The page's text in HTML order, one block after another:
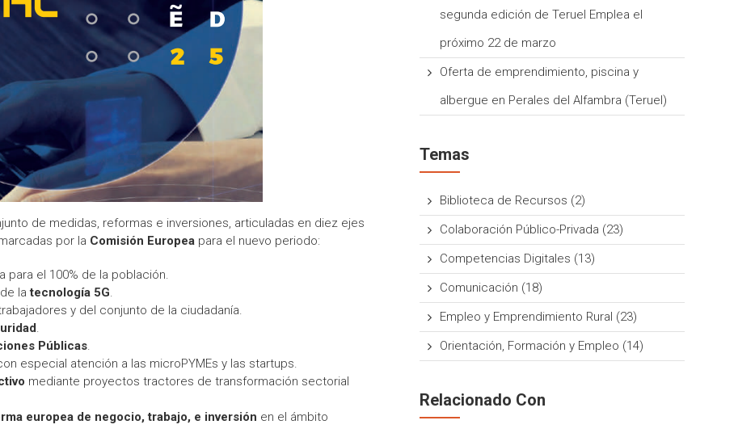
de medidas, reformas e inversiones, articuladas en diez ejes
por la Comisión Europea para el nuevo periodo:
para el 100% de la población.
de latecnología 5G.
y del conjunto de la ciudadanía.
.
Públicas.
especial atención a las microPYMEs y las startups.
mediante proyectos tractores de transformación sectorial
europea de negocio, trabajo, e inversión en el ámbito
segunda edición de Teruel Emplea el
próximo 22 de marzo
Oferta de emprendimiento, piscina y
albergue en Perales del Alfambra (Teruel)
Temas
Biblioteca de Recursos (2)
Colaboración Público-Privada (23)
Competencias Digitales (13)
Comunicación (18)
Empleo y Emprendimiento Rural (23)
Orientación, Formación y Empleo (14)
Relacionado Con